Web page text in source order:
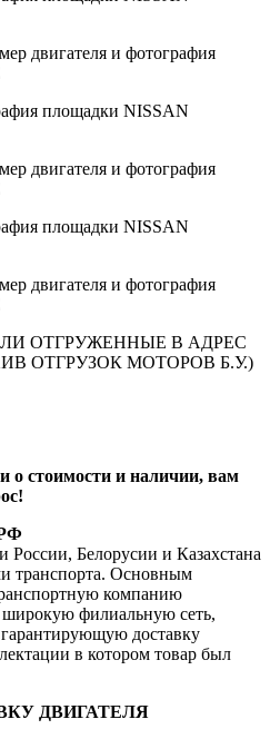
двигателя и фотография
двигателя и фотография
двигателя и фотография
ОТГРУЖЕННЫЕ В АДРЕС
ОТГРУЗОК МОТОРОВ Б.У.)
о стоимости и наличии, вам
Белорусии и Казахстана
транспорта. Основным
компанию
филиальную сеть,
доставку
в котором товар был
ДВИГАТЕЛЯ